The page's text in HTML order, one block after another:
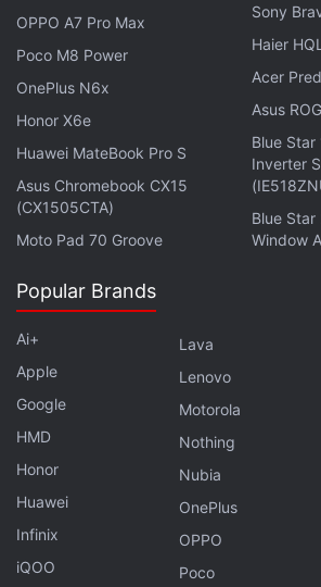
প্রযুক্তির সাম্প্রতিক খবরআর রিভিউস জানতে লাইক
Facebookপেজ অথবা ফলো করুন Twitterআর
YouTube .
OPPO A7 Pro Max
Poco M8 Power
OnePlus N6x
Honor X6e
Huawei MateBook Pro S
Asus Chromebook CX15
(CX1505CTA)
Moto Pad 70 Groove
Sony
Haier
Acer
Asus
Blue Star
Inverter
Blue
Window
Popular Brands
Ai+
Apple
Google
HMD
Honor
Huawei
Infinix
iQOO
Lava
Lenovo
Motorola
Nothing
Nubia
OnePlus
OPPO
Poco